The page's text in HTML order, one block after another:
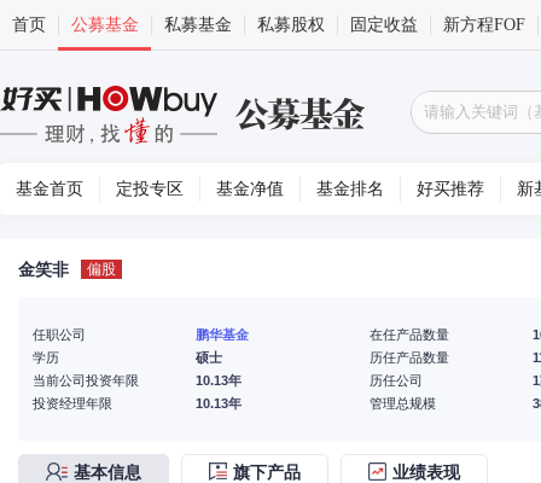
首页 公募基金 私募基金 私募股权 固定收益 新方程FOF
基金首页 定投专区 基金净值 基金排名 好买推荐 新
金笑非 偏股
任职公司
鹏华基金
学历
硕士
当前公司投资年限
10.13年
投资经理年限
10.13年
在任产品数量
历任产品数量
历任公司
管理总规模
基本信息 旗下产品 业绩表现